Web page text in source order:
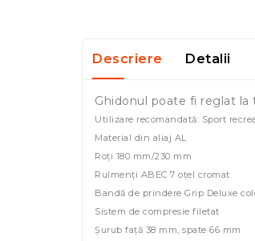
Descriere Detalii
Ghidonul poate fi reglat la
Utilizare recomandată: Sport
Material din aliaj AL
Roți 180 mm/230 mm
Rulmenți ABEC 7 oțel cromat
Bandă de prindere Grip Deluxe
Sistem de compresie filetat
Șurub față 38 mm, spate 66 mm